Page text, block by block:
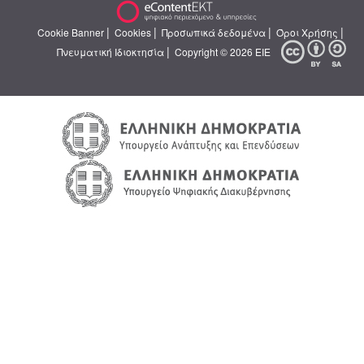
Cookie Banner | Cookies | Προσωπικά δεδομένα | Όροι Χρήσης |
Πνευματική Ιδιοκτησία | Copyright © 2026 ΕΙΕ